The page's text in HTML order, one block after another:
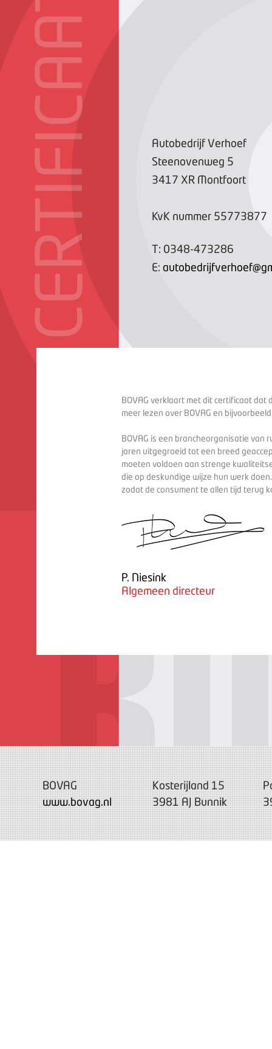
CERTIFICAAT
Autobedrijf Verhoef
Steenovenweg 5
3417 XR Montfoort
KvK nummer 55773877
T: 0348-473286
E:
BOVAG verklaart met dit certificaat dat
meer lezen over BOVAG en
BOVAG is een brancheorganisatie van
jaren uitgegroeid tot een breed
moeten voldoen aan strenge
die op deskundige wijze hun werk
zodat de consument te allen tijd terug
P. Niesink
Algemeen directeur
BOVAG
www.bovag.nl
Kosterijland 15
3981 AJ Bunnik